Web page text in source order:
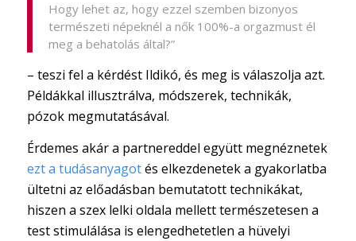
Hogy lehet az, hogy ezzel szemben bizonyos
természeti népeknél a nők 100%-a orgazmust él
meg a behatolás által?”
– teszi fel a kérdést Ildikó, és meg is válaszolja azt.
Példákkal illusztrálva, módszerek, technikák,
pózok megmutatásával.
Érdemes akár a partnereddel együtt megnéznetek
ezt a tudásanyagotés elkezdenetek a gyakorlatba
ültetni az előadásban bemutatott technikákat,
hiszen a szex lelki oldala mellett természetesen a
test stimulálása is elengedhetetlen a hüvelyi